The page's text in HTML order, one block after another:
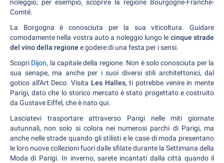
noleggio, per esempio, scoprire la regione Bourgogne-Franche-
Comté.
La Borgogna è conosciuta per la sua viticoltura. Guidare
comodamente nella vostra auto a noleggio lungo le cinque strade
del vino della regione e godere di una festa per i sensi.
Scopri Dijon, la capitale della regione. Non è solo conosciuta per la
sua senape, ma anche per i suoi diversi stili architettonici, dal
gotico all'Art Deco. Visita Les Halles, ti potrebbe venire in mente
Parigi, dato che lo storico mercato è stato progettato e costruito
da Gustave Eiffel, che è nato qui.
Lasciatevi trasportare attraverso Parigi nelle miti giornate
autunnali, non solo si colora nei numerosi parchi di Parigi, ma
anche nelle strade quando gli stilisti e le case di moda presentano
le loro nuove collezioni fuori dalle sfilate durante la Settimana della
Moda di Parigi. In inverno, sarete incantati dalla città quando il